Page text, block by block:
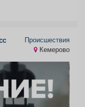
Происшествия
Кемерово